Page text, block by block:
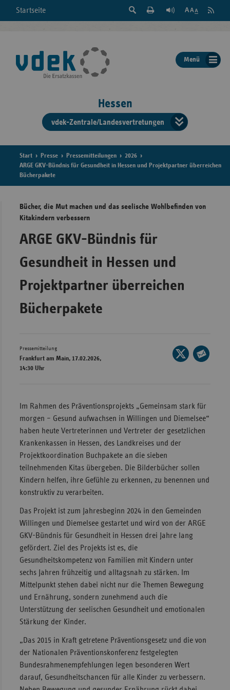
Startseite
Suche
der
Seite
Feed
Menü
Hessen
vdek-Zentrale/Landesvertretungen
der
Start Presse Pressemitteilungen
2026
ARGE GKV-Bündnis für Gesundheit in Hessen und Projektpartner überreichen
Bücherpakete
Bücher, die Mut machen und das seelische Wohlbefinden von
Kitakindern verbessern
ARGE GKV-Bündnis für
Gesundheit in Hessen und
Projektpartner überreichen
Bücherpakete
Pressemitteilung
Frankfurt am Main, 17.02.2026,
14:30 Uhr
Seite
auf
Mail
teilen
Im Rahmen des Präventionsprojekts „Gemeinsam stark für
morgen – Gesund aufwachsen in Willingen und Diemelsee“
haben heute Vertreterinnen und Vertreter der gesetzlichen
Krankenkassen in Hessen, des Landkreises und der
Projektkoordination Buchpakete an die sieben
teilnehmenden Kitas übergeben. Die Bilderbücher sollen
Kindern helfen, ihre Gefühle zu erkennen, zu benennen und
konstruktiv zu verarbeiten.
Das Projekt ist zum Jahresbeginn 2024 in den Gemeinden
Willingen und Diemelsee gestartet und wird von der ARGE
GKV-Bündnis für Gesundheit in Hessen drei Jahre lang
gefördert. Ziel des Projekts ist es, die
Gesundheitskompetenz von Familien mit Kindern unter
sechs Jahren frühzeitig und alltagsnah zu stärken. Im
Mittelpunkt stehen dabei nicht nur die Themen Bewegung
und Ernährung, sondern zunehmend auch die
Unterstützung der seelischen Gesundheit und emotionalen
Stärkung der Kinder.
„Das 2015 in Kraft getretene Präventionsgesetz und die von
der Nationalen Präventionskonferenz festgelegten
Bundesrahmenempfehlungen legen besonderen Wert
darauf, Gesundheitschancen für alle Kinder zu verbessern.